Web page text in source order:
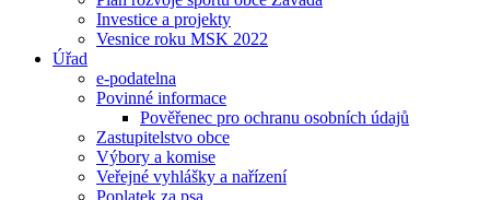
Investice a projekty
Vesnice roku MSK 2022
Úřad
e-podatelna
Povinné informace
Pověřenec pro ochranu osobních údajů
Zastupitelstvo obce
Výbory a komise
Veřejné vyhlášky a nařízení
Poplatek za psa